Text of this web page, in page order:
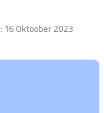
16 Oktoober 2023